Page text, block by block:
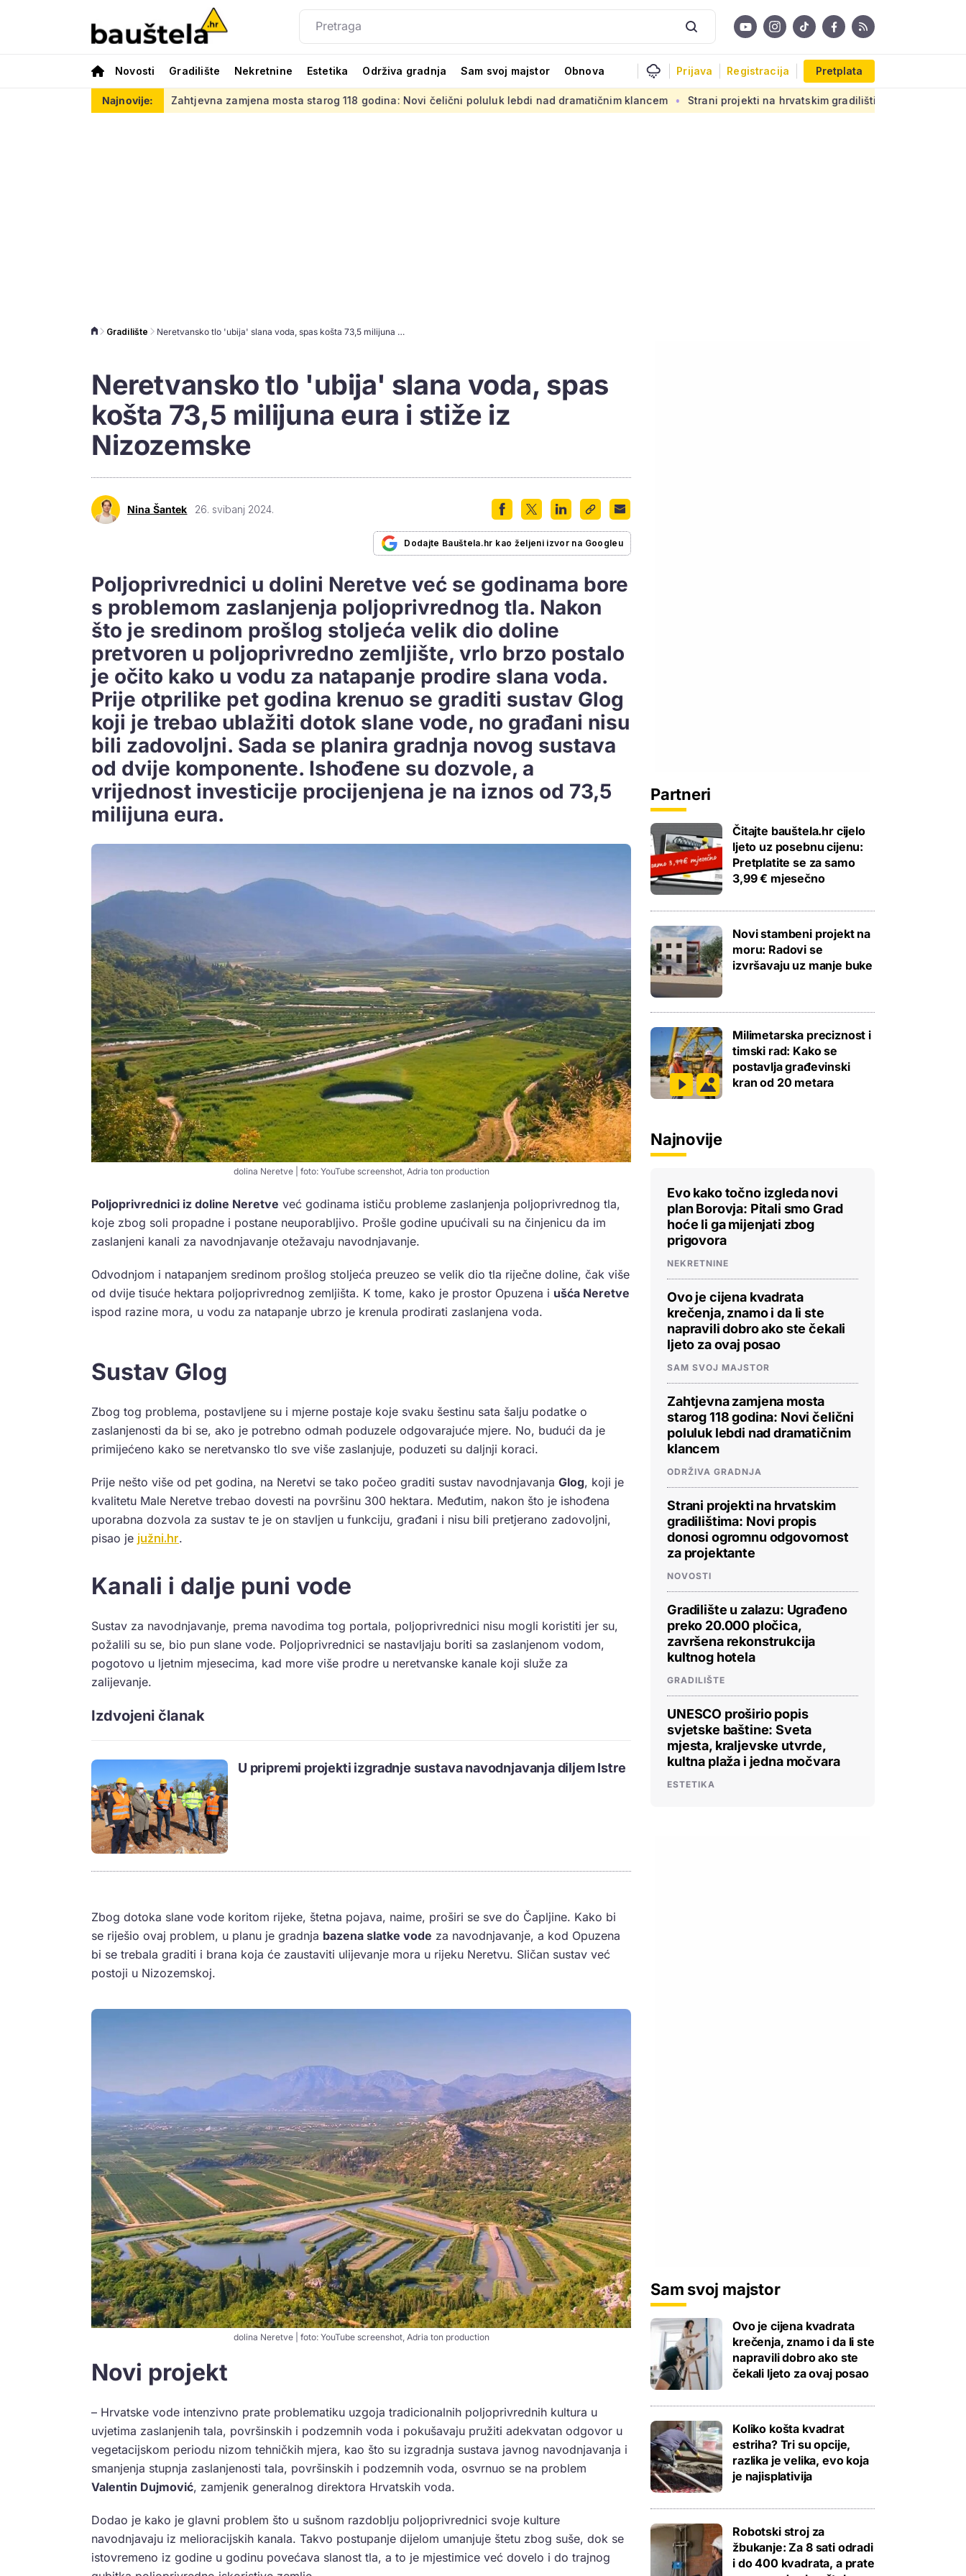
Novosti Gradilište Nekretnine Estetika Održiva gradnja Sam svoj majstor Obnova Prijava Registracija Pretplata
Najnovije:
Zahtjevna zamjena mosta starog 118 godina: Novi čelični poluluk lebdi nad dramatičnim klancem Strani projekti na hrvatskim gradilištima: Novi propis donosi
Gradilište Neretvansko tlo 'ubija' slana voda, spas košta 73,5 milijuna eura i stiže iz Nizozemske
Neretvansko tlo 'ubija' slana voda, spas
košta 73,5 milijuna eura i stiže iz
Nizozemske
Nina Šantek 26. svibanj 2024.
Dodajte Bauštela.hr kao željeni izvor na Googleu
Poljoprivrednici u dolini Neretve već se godinama bore
s problemom zaslanjenja poljoprivrednog tla. Nakon
što je sredinom prošlog stoljeća velik dio doline
pretvoren u poljoprivredno zemljište, vrlo brzo postalo
je očito kako u vodu za natapanje prodire slana voda.
Prije otprilike pet godina krenuo se graditi sustav Glog
koji je trebao ublažiti dotok slane vode, no građani nisu
bili zadovoljni. Sada se planira gradnja novog sustava
od dvije komponente. Ishođene su dozvole, a
vrijednost investicije procijenjena je na iznos od 73,5
milijuna eura.
dolina Neretve | foto: YouTube screenshot, Adria ton production
Poljoprivrednici iz doline Neretve već godinama ističu probleme zaslanjenja poljoprivrednog tla,
koje zbog soli propadne i postane neuporabljivo. Prošle godine upućivali su na činjenicu da im
zaslanjeni kanali za navodnjavanje otežavaju navodnjavanje.
Odvodnjom i natapanjem sredinom prošlog stoljeća preuzeo se velik dio tla riječne doline, čak više
od dvije tisuće hektara poljoprivrednog zemljišta. K tome, kako je prostor Opuzena i ušća Neretve
ispod razine mora, u vodu za natapanje ubrzo je krenula prodirati zaslanjena voda.
Sustav Glog
Zbog tog problema, postavljene su i mjerne postaje koje svaku šestinu sata šalju podatke o
zaslanjenosti da bi se, ako je potrebno odmah poduzele odgovarajuće mjere. No, budući da je
primijećeno kako se neretvansko tlo sve više zaslanjuje, poduzeti su daljnji koraci.
Prije nešto više od pet godina, na Neretvi se tako počeo graditi sustav navodnjavanja Glog, koji je
kvalitetu Male Neretve trebao dovesti na površinu 300 hektara. Međutim, nakon što je ishođena
uporabna dozvola za sustav te je on stavljen u funkciju, građani i nisu bili pretjerano zadovoljni,
pisao je južni.hr.
Kanali i dalje puni vode
Sustav za navodnjavanje, prema navodima tog portala, poljoprivrednici nisu mogli koristiti jer su,
požalili su se, bio pun slane vode. Poljoprivrednici se nastavljaju boriti sa zaslanjenom vodom,
pogotovo u ljetnim mjesecima, kad more više prodre u neretvanske kanale koji služe za
zalijevanje.
Izdvojeni članak
U pripremi projekti izgradnje sustava navodnjavanja diljem Istre
Zbog dotoka slane vode koritom rijeke, štetna pojava, naime, proširi se sve do Čapljine. Kako bi
se riješio ovaj problem, u planu je gradnja bazena slatke vode za navodnjavanje, a kod Opuzena
bi se trebala graditi i brana koja će zaustaviti ulijevanje mora u rijeku Neretvu. Sličan sustav već
postoji u Nizozemskoj.
dolina Neretve | foto: YouTube screenshot, Adria ton production
Novi projekt
– Hrvatske vode intenzivno prate problematiku uzgoja tradicionalnih poljoprivrednih kultura u
uvjetima zaslanjenih tala, površinskih i podzemnih voda i pokušavaju pružiti adekvatan odgovor u
vegetacijskom periodu nizom tehničkih mjera, kao što su izgradnja sustava javnog navodnjavanja i
smanjenja stupnja zaslanjenosti tala, površinskih i podzemnih voda, osvrnuo se na problem
Valentin Dujmović, zamjenik generalnog direktora Hrvatskih voda.
Dodao je kako je glavni problem što u sušnom razdoblju poljoprivrednici svoje kulture
navodnjavaju iz melioracijskih kanala. Takvo postupanje dijelom umanjuje štetu zbog suše, dok se
istovremeno iz godine u godinu povećava slanost tla, a to je mjestimice već dovelo i do trajnog
Partneri
Čitajte bauštela.hr cijelo
ljeto uz posebnu cijenu:
Pretplatite se za samo
3,99 € mjesečno
Novi stambeni projekt na
moru: Radovi se
izvršavaju uz manje buke
Milimetarska preciznost i
timski rad: Kako se
postavlja građevinski
kran od 20 metara
Najnovije
Evo kako točno izgleda novi
plan Borovja: Pitali smo Grad
hoće li ga mijenjati zbog
prigovora
NEKRETNINE
Ovo je cijena kvadrata
krečenja, znamo i da li ste
napravili dobro ako ste čekali
ljeto za ovaj posao
SAM SVOJ MAJSTOR
Zahtjevna zamjena mosta
starog 118 godina: Novi čelični
poluluk lebdi nad dramatičnim
klancem
ODRŽIVA GRADNJA
Strani projekti na hrvatskim
gradilištima: Novi propis
donosi ogromnu odgovornost
za projektante
NOVOSTI
Gradilište u zalazu: Ugrađeno
preko 20.000 pločica,
završena rekonstrukcija
kultnog hotela
GRADILIŠTE
UNESCO proširio popis
svjetske baštine: Sveta
mjesta, kraljevske utvrde,
kultna plaža i jedna močvara
ESTETIKA
Sam svoj majstor
Ovo je cijena kvadrata
krečenja, znamo i da li ste
napravili dobro ako ste
čekali ljeto za ovaj posao
Koliko košta kvadrat
estriha? Tri su opcije,
razlika je velika, evo koja
je najisplativija
Robotski stroj za
žbukanje: Za 8 sati odradi
i do 400 kvadrata, a prate